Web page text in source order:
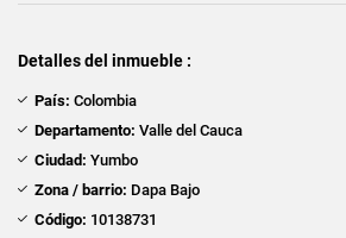
Detalles del inmueble :
País: Colombia
Departamento: Valle del Cauca
Ciudad: Yumbo
Zona / barrio: Dapa Bajo
Código: 10138731